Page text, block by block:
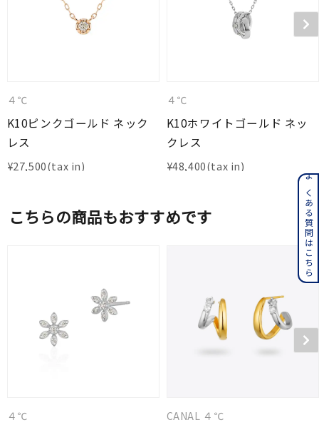
４℃
K10ピンクゴールド ネック
レス
¥27,500
４℃
K10ホワイトゴールド ネッ
クレス
¥48,400
こちらの商品もおすすめです
４℃ CANAL ４℃
よくある質問はこちら